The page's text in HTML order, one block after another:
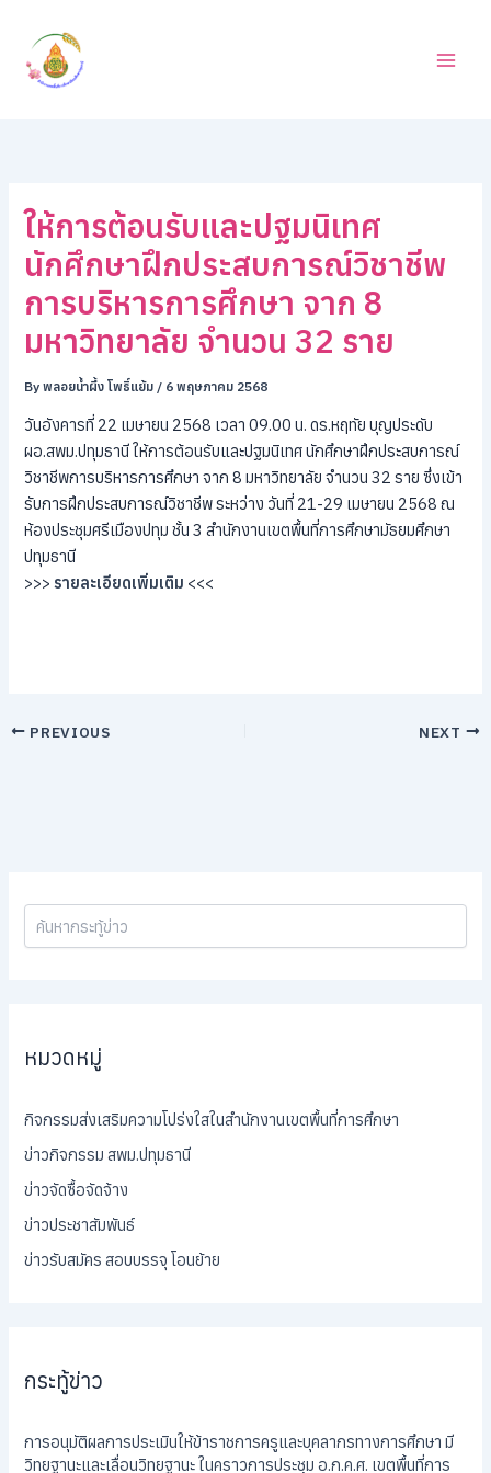
content
ให้การต้อนรับและปฐมนิเทศ
นักศึกษาฝึกประสบการณ์วิชาชีพ
การบริหารการศึกษา จาก 8
มหาวิทยาลัย จำนวน 32 ราย
Byพลอยน้ำผึ้ง โพธิ์แย้ม / 6 พฤษภาคม 2568
วันอังคารที่ 22 เมษายน 2568 เวลา 09.00 น. ดร.หฤทัย บุญประดับ
ผอ.สพม.ปทุมธานี ให้การต้อนรับและปฐมนิเทศ นักศึกษาฝึกประสบการณ์
วิชาชีพการบริหารการศึกษา จาก 8 มหาวิทยาลัย จำนวน 32 ราย ซึ่งเข้า
รับการฝึกประสบการณ์วิชาชีพ ระหว่าง วันที่ 21-29 เมษายน 2568 ณ
ห้องประชุมศรีเมืองปทุม ชั้น 3 สำนักงานเขตพื้นที่การศึกษามัธยมศึกษา
ปทุมธานี
>>>รายละเอียดเพิ่มเติม <<<
PREVIOUS NEXT
ห
า
หมวดหมู่
กิจกรรมส่งเสริมความโปร่งใสในสำนักงานเขตพื้นที่การศึกษา
ข่าวกิจกรรม สพม.ปทุมธานี
ข่าวจัดซื้อจัดจ้าง
ข่าวประชาสัมพันธ์
ข่าวรับสมัคร สอบบรรจุ โอนย้าย
กระทู้ข่าว
การอนุมัติผลการประเมินให้ข้าราชการครูและบุคลากรทางการศึกษา มี
วิทยฐานะและเลื่อนวิทยฐานะ ในคราวการประชุม อ.ก.ค.ศ. เขตพื้นที่การ